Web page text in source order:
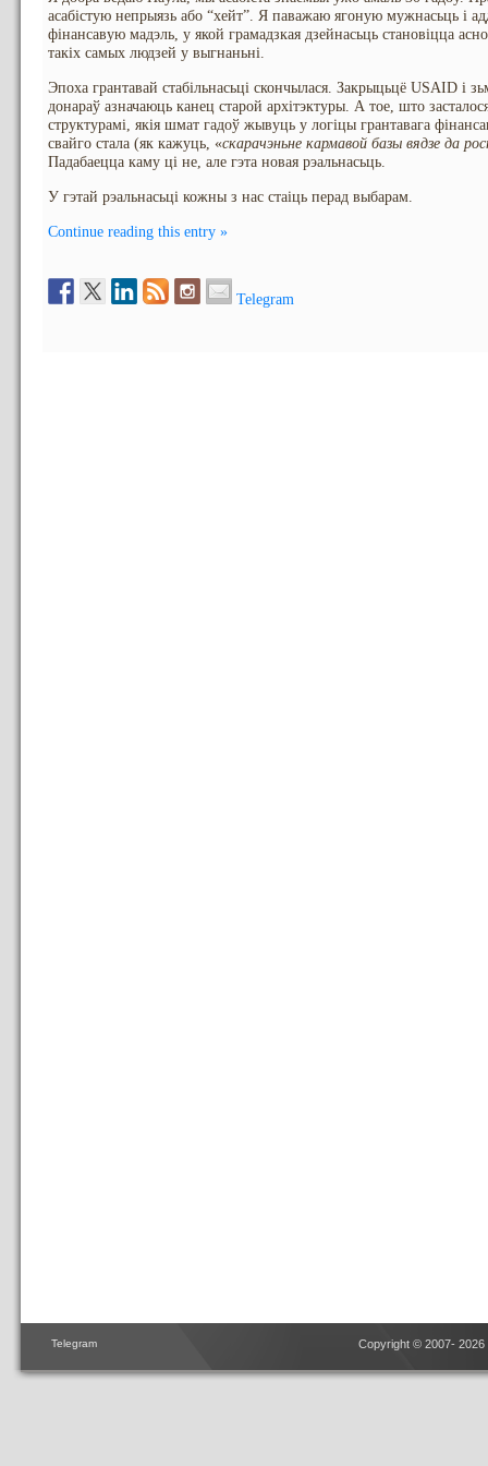
асабістую непрыязь або “хейт”. Я паважаю ягоную мужнасьць і
фінансавую мадэль, у якой грамадзкая дзейнасьць становіцца
такіх самых людзей у выгнаньні.
Эпоха грантавай стабільнасьці скончылася. Закрыцьцё USAID і
донараў азначаюць канец старой архітэктуры. А тое, што
структурамі, якія шмат гадоў жывуць у логіцы грантавага
свайго стала (як кажуць, «скарачэньне кармавой базы вядзе да
Падабаецца каму ці не, але гэта новая рэальнасьць.
У гэтай рэальнасьці кожны з нас стаіць перад выбарам.
Continue reading this entry »
Telegram
Telegram Copyright © 2007- 2026